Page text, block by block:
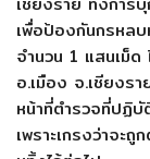
เพื่อป้องกันกรหลบ
จำนวน 1 แสนเม็ด
อ.เมือง จ.เชียงรา
หน้าที่ตำรวจที่ปฏิบั
เพราะเกรงว่าจะ